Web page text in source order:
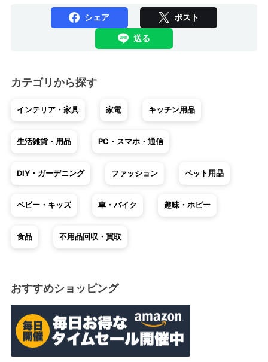
シェア ポスト
送る
カテゴリから探す
インテリア・家具 家電 キッチン用品
生活雑貨・用品 PC・スマホ・通信
DIY・ガーデニング ファッション ペット用品
ベビー・キッズ 車・バイク 趣味・ホビー
食品 不用品回収・買取
おすすめショッピング